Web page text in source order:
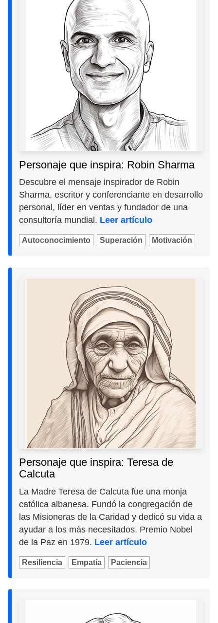
Personaje que inspira: Robin Sharma
Descubre el mensaje inspirador de Robin
Sharma, escritor y conferenciante en desarrollo
personal, líder en ventas y fundador de una
consultoría mundial. Leer artículo
Autoconocimiento Superación Motivación
Personaje que inspira: Teresa de
Calcuta
La Madre Teresa de Calcuta fue una monja
católica albanesa. Fundó la congregación de
las Misioneras de la Caridad y dedicó su vida a
ayudar a los más necesitados. Premio Nobel
de la Paz en 1979. Leer artículo
Resiliencia Empatía Paciencia